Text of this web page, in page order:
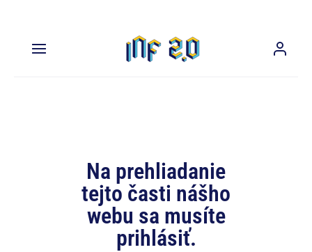
Na prehliadanie
tejto časti nášho
webu sa musíte
prihlásiť.